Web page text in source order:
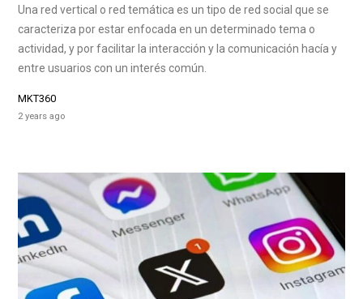
Una red vertical o red temática es un tipo de red social que se
caracteriza por estar enfocada en un determinado tema o
actividad, y por facilitar la interacción y la comunicación hacía y
entre usuarios con un interés común.
MKT360
2 years ago